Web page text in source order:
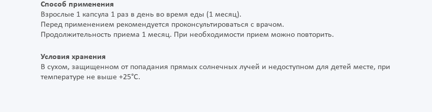
Способ применения
Взрослые 1 капсула 1 раз в день во время еды (1 месяц).
Перед применением рекомендуется проконсультироваться с врачом.
Продолжительность приема 1 месяц. При необходимости прием можно повторить.
Условия хранения
В сухом, защищенном от попадания прямых солнечных лучей и недоступном для детей месте, при
температуре не выше +25°С.